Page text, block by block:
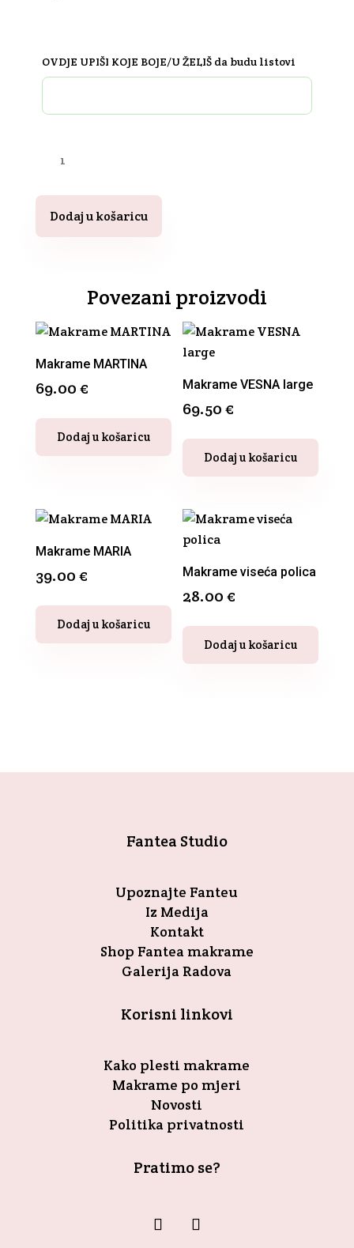
OVDJE UPIŠI KOJE BOJE/U ŽELIŠ da budu listovi
Marija
listovima
količina
Dodaj u košaricu
Povezani proizvodi
Makrame MARTINA
69.00€
Dodaj u košaricu
Makrame VESNA large
69.50€
Dodaj u košaricu
proizvod
više
Opcije
se
mogu
na
stranici
Makrame MARIA
39.00€
Dodaj u košaricu
proizvod
Makrame viseća polica
28.00€
Dodaj u košaricu
Fantea Studio
Upoznajte Fanteu
Iz Medija
Kontakt
Shop Fantea makrame
Galerija Radova
Korisni linkovi
Kako plesti makrame
Makrame po mjeri
Novosti
Politika privatnosti
Pratimo se?